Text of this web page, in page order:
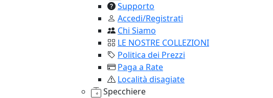
Supporto
Accedi/Registrati
Chi Siamo
LE NOSTRE COLLEZIONI
Politica dei Prezzi
Paga a Rate
Località disagiate
Specchiere